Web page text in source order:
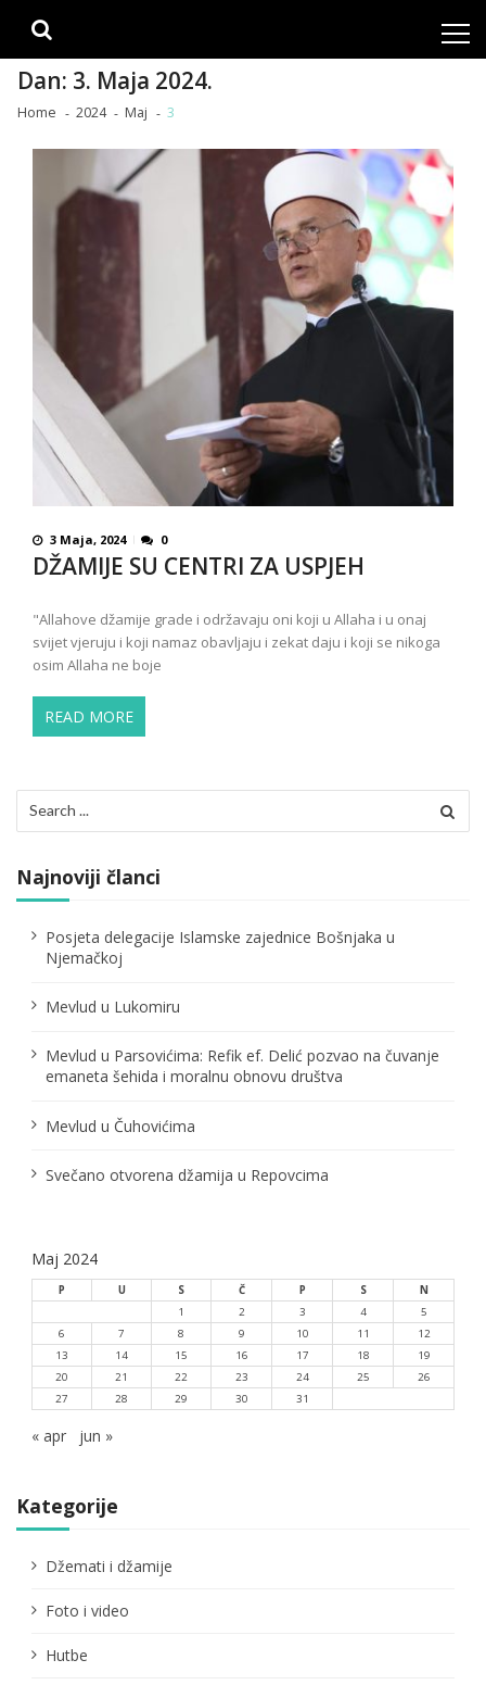
Dan: 3. Maja 2024.
Home 2024 Maj 3
3 Maja, 2024 0
DŽAMIJE SU CENTRI ZA USPJEH
"Allahove džamije grade i održavaju oni koji u Allaha i u onaj
svijet vjeruju i koji namaz obavljaju i zekat daju i koji se nikoga
osim Allaha ne boje
READ MORE
for:
Najnoviji članci
Posjeta delegacije Islamske zajednice Bošnjaka u
Njemačkoj
Mevlud u Lukomiru
Mevlud u Parsovićima: Refik ef. Delić pozvao na čuvanje
emaneta šehida i moralnu obnovu društva
Mevlud u Čuhovićima
Svečano otvorena džamija u Repovcima
Maj 2024
P U S Č P S
N
1
2 3 4
5
6
7 8 9 10 11
12
13
14 15 16 17 18
19
20
21 22 23 24 25
26
27
28 29 30 31
« apr jun »
Kategorije
Džemati i džamije
Foto i video
Hutbe